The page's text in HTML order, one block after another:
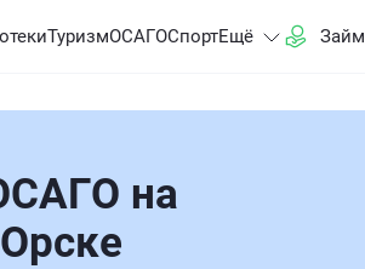
ТуризмОСАГОСпортЕщё
на